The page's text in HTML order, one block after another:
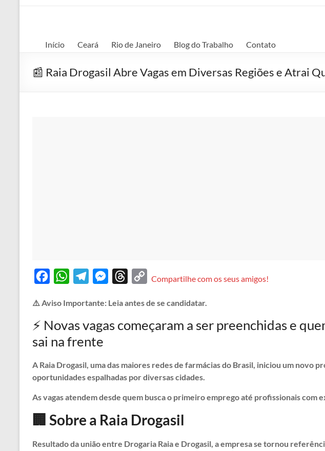
Início Ceará Rio de Janeiro Blog do Trabalho Contato
📰 Raia Drogasil Abre Vagas em Diversas Regiões e Atrai
c
e
b
o
W
a
t
s
p
l
e
g
a
M
s
s
g
r
r
e
s
C
p
y
n
Compartilhe com os seus amigos!
⚠️ Aviso Importante: Leia antes de se candidatar.
⚡ Novas vagas começaram a ser preenchidas e
sai na frente
A Raia Drogasil, uma das maiores redes de farmácias do Brasil, iniciou um novo
oportunidades espalhadas por diversas cidades.
As vagas atendem desde quem busca o primeiro emprego até profissionais com
🏢 Sobre a Raia Drogasil
Resultado da união entre Drogaria Raia e Drogasil, a empresa se tornou